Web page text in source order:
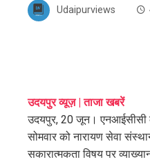
Udaipurviews
उदयपुर व्यूज़ | ताजा खबरें
उदयपुर, 20 जून। एनआईसीसी
सोमवार को नारायण सेवा
सकारात्मकता विषय पर